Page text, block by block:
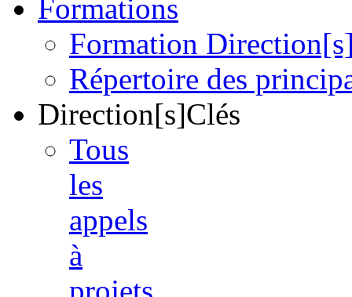
Formations
Formation
Répertoire des
Direction[s]Clés
Tous
les
appels
à
projets